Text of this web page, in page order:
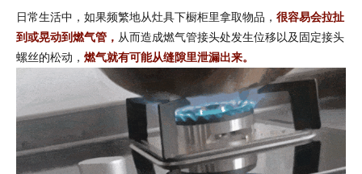
日常生活中，如果频繁地从灶具下橱柜里拿取物品， 很容易会拉扯
到或晃动到燃气管 ， 从而造成燃气管接头处发生位移以及固定接头
螺丝的松动， 燃气就有可能从缝隙里泄漏出来。